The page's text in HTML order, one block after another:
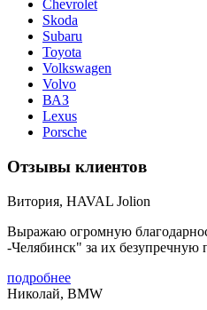
Chevrolet
Skoda
Subaru
Toyota
Volkswagen
Volvo
ВАЗ
Lexus
Porsche
Отзывы клиентов
Витория, HAVAL Jolion
Выражаю огромную
-Челябинск" за их безупречную
подробнее
Николай, BMW